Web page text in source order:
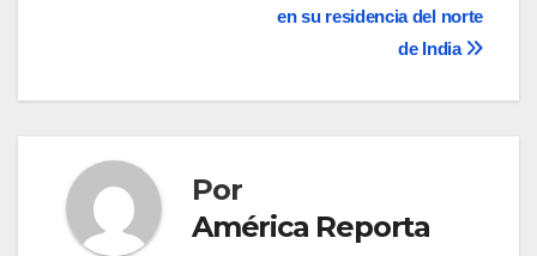
en su residencia del norte
de India
Por
América Reporta